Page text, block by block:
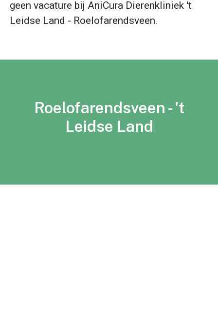
geen vacature bij AniCura Dierenkliniek 't
Leidse Land - Roelofarendsveen.
Roelofarendsveen - 't
Leidse Land